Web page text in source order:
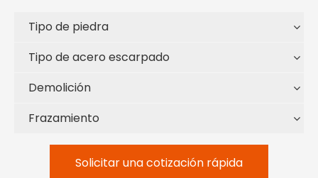
Tipo de piedra
Tipo de acero escarpado
Demolición
Frazamiento
Solicitar una cotización rápida